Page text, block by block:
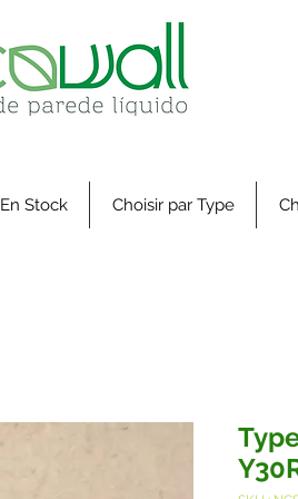
En Stock Choisir par Type